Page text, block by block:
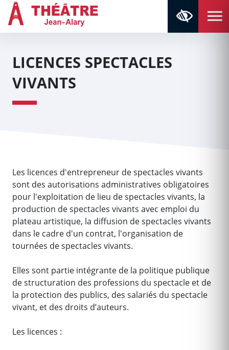
Aller au contenu
Aller au menu
Navigation principaleRetour à la page d'accueil
LICENCES SPECTACLES
VIVANTS
Les licences d'entrepreneur de spectacles vivants
sont des autorisations administratives obligatoires
pour l'exploitation de lieu de spectacles vivants, la
production de spectacles vivants avec emploi du
plateau artistique, la diffusion de spectacles vivants
dans le cadre d'un contrat, l'organisation de
tournées de spectacles vivants.
Elles sont partie intégrante de la politique publique
de structuration des professions du spectacle et de
la protection des publics, des salariés du spectacle
vivant, et des droits d’auteurs.
Les licences :
Panneau de gestion des cookies